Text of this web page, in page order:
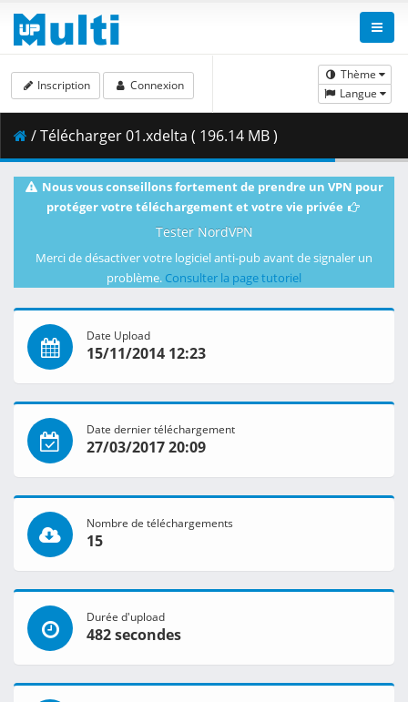
Thème
Langue
Inscription Connexion
/ Télécharger 01.xdelta ( 196.14 MB )
Nous vous conseillons fortement de prendre un VPN pour
protéger votre téléchargement et votre vie privée
Tester NordVPN
Merci de désactiver votre logiciel anti-pub avant de signaler un
problème. Consulter la page tutoriel
Date Upload
15/11/2014 12:23
Date dernier téléchargement
27/03/2017 20:09
Nombre de téléchargements
15
Durée d'upload
482 secondes